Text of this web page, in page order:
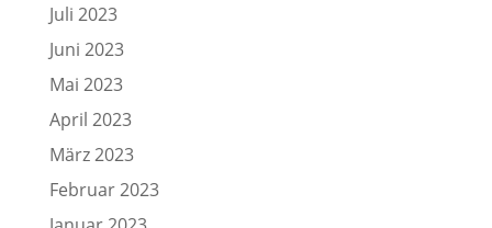
Juli 2023
Juni 2023
Mai 2023
April 2023
März 2023
Februar 2023